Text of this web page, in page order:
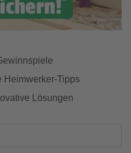
Heimwerker-Tipps
Lösungen